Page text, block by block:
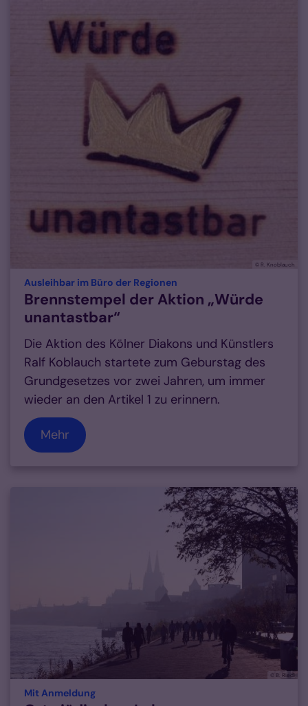
© R. Knoblauch
Ausleihbar im Büro der Regionen
Brennstempel der Aktion „Würde
unantastbar“
Die Aktion des Kölner Diakons und Künstlers
Ralf Koblauch startete zum Geburstag des
Grundgesetzes vor zwei Jahren, um immer
wieder an den Artikel 1 zu erinnern.
Mehr
© B. Riedl
Mit Anmeldung: